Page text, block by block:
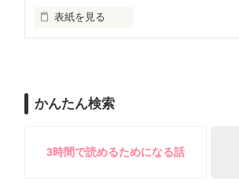
止まっていたはずの二人の時間が、再
表紙を見る
雪瀬鷹哉（29）が『──俺と結婚して
鷹哉『宜しくな、俺の雛子』🦅
かんたん検索
3時間で読めるためになる話